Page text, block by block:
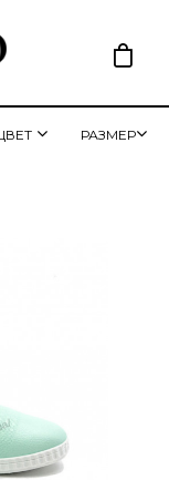
РАЗМЕР